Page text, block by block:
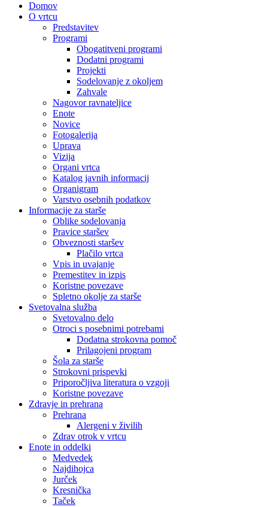
Domov
O vrtcu
Predstavitev
Programi
Obogatitveni programi
Dodatni programi
Projekti
Sodelovanje z okoljem
Zahvale
Nagovor ravnateljice
Enote
Novice
Fotogalerija
Uprava
Vizija
Organi vrtca
Katalog javnih informacij
Organigram
Varstvo osebnih podatkov
Informacije za starše
Oblike sodelovanja
Pravice staršev
Obveznosti staršev
Plačilo vrtca
Vpis in uvajanje
Premestitev in izpis
Koristne povezave
Spletno okolje za starše
Svetovalna služba
Svetovalno delo
Otroci s posebnimi potrebami
Dodatna strokovna pomoč
Prilagojeni program
Šola za starše
Strokovni prispevki
Priporočljiva literatura o vzgoji
Koristne povezave
Zdravje in prehrana
Prehrana
Alergeni v živilih
Zdrav otrok v vrtcu
Enote in oddelki
Medvedek
Najdihojca
Jurček
Kresnička
Taček